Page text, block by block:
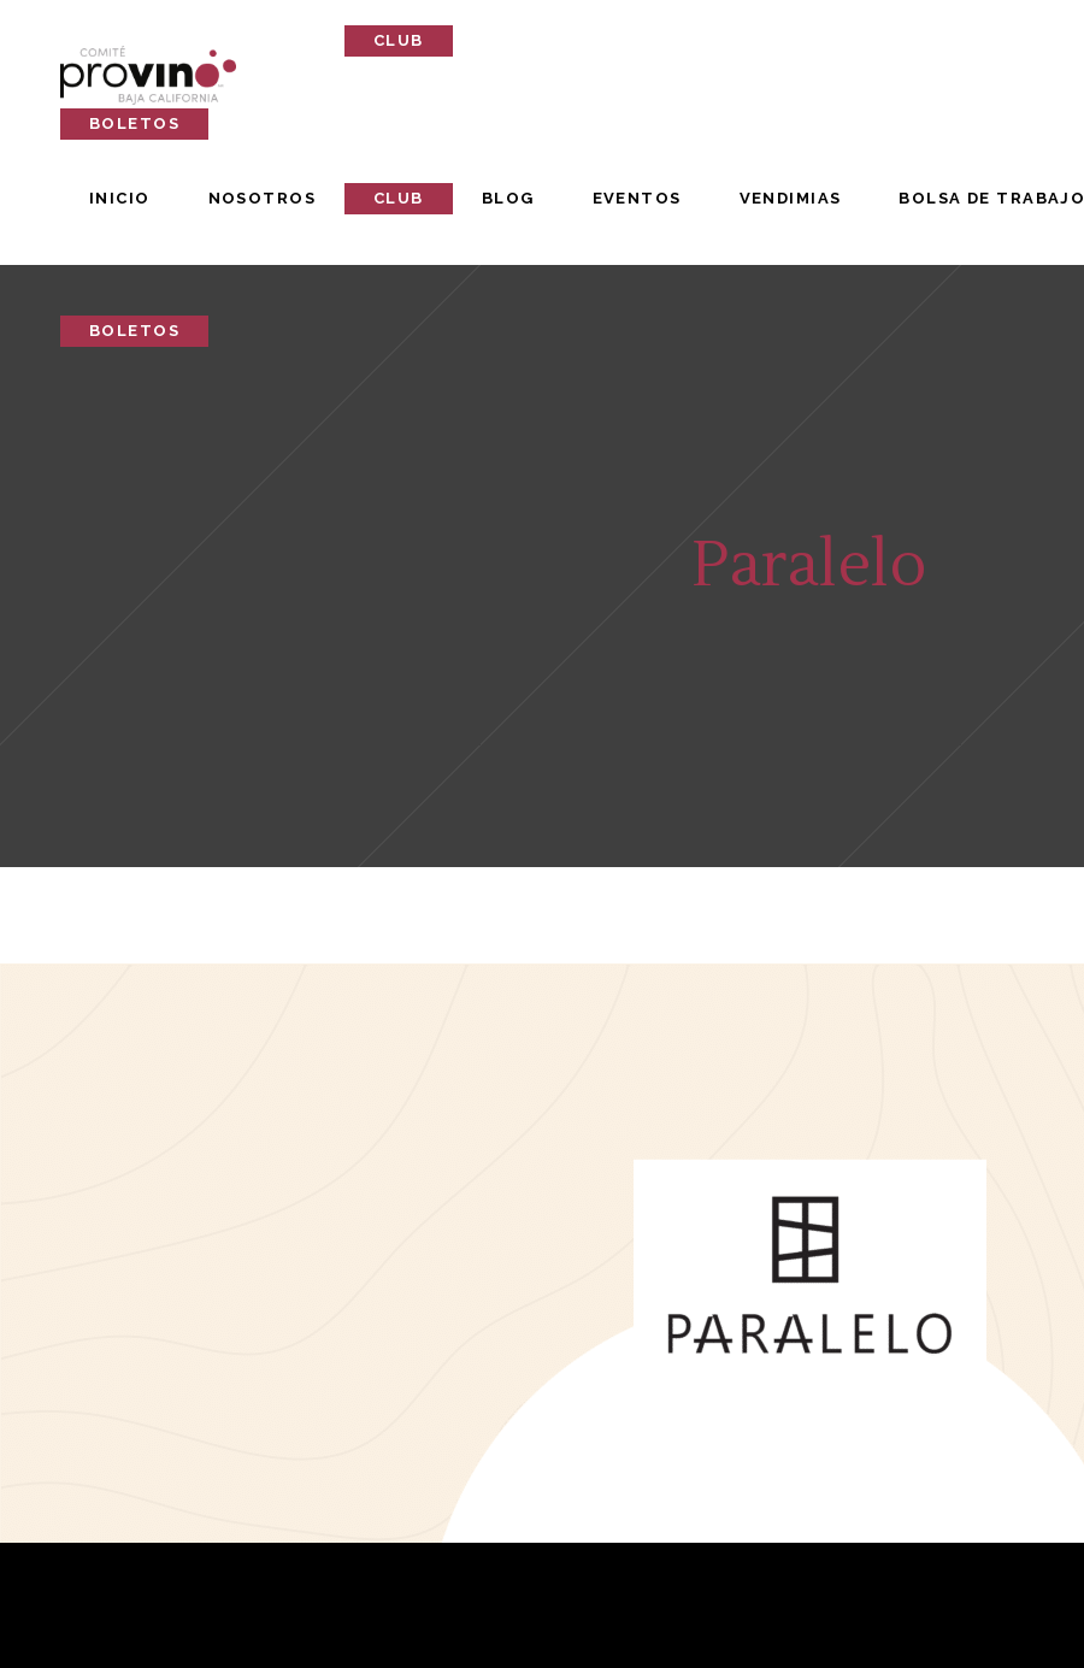
INICIO NOSOTROS CLUB BLOG EVENTOS VENDIMIAS BOLSA DE TRABAJO
BOLETOS
CLUB
BOLETOS
Paralelo